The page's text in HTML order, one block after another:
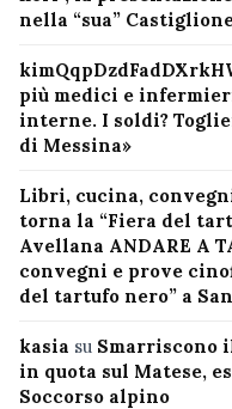
nella “sua”
più medici e
interne. I soldi?
di Messina»
Libri, cucina,
torna la “Fiera del
Avellana ANDARE A
convegni e prove
del tartufo nero” a
kasia su Smarriscono
in quota sul Matese,
Soccorso alpino